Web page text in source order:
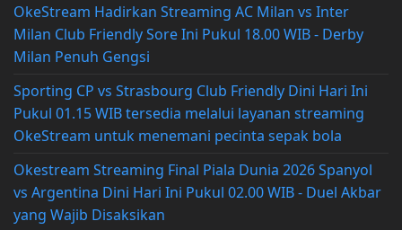
OkeStream Hadirkan Streaming AC Milan vs Inter
Milan Club Friendly Sore Ini Pukul 18.00 WIB - Derby
Milan Penuh Gengsi
Sporting CP vs Strasbourg Club Friendly Dini Hari Ini
Pukul 01.15 WIB tersedia melalui layanan streaming
OkeStream untuk menemani pecinta sepak bola
Okestream Streaming Final Piala Dunia 2026 Spanyol
vs Argentina Dini Hari Ini Pukul 02.00 WIB - Duel Akbar
yang Wajib Disaksikan